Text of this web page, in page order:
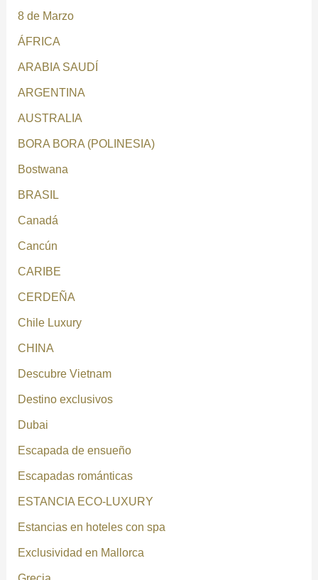
8 de Marzo
ÁFRICA
ARABIA SAUDÍ
ARGENTINA
AUSTRALIA
BORA BORA (POLINESIA)
Bostwana
BRASIL
Canadá
Cancún
CARIBE
CERDEÑA
Chile Luxury
CHINA
Descubre Vietnam
Destino exclusivos
Dubai
Escapada de ensueño
Escapadas románticas
ESTANCIA ECO-LUXURY
Estancias en hoteles con spa
Exclusividad en Mallorca